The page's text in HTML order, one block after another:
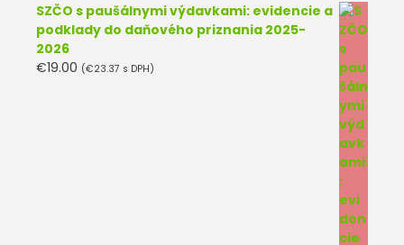
SZČO s paušálnymi výdavkami: evidencie a
podklady do daňového priznania 2025-
2026
€19.00 (€23.37 s DPH)